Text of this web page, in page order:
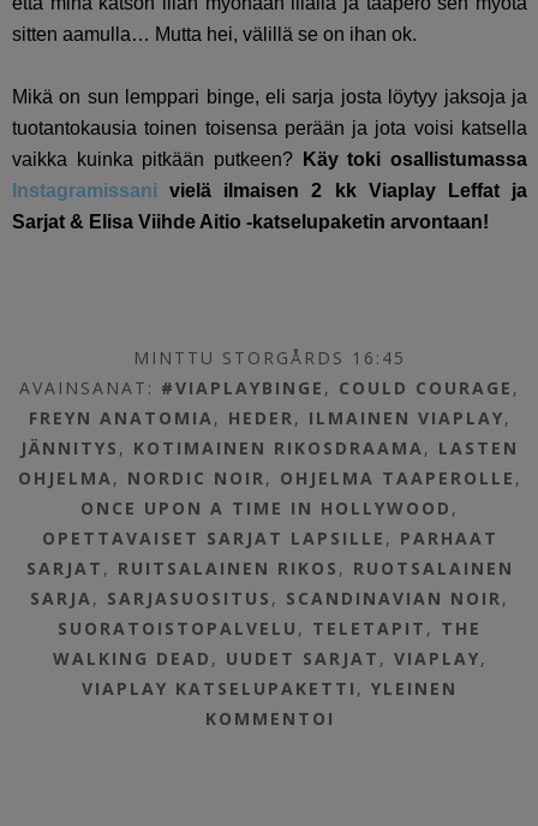
sitten aamulla… Mutta hei, välillä se on ihan ok.
Mikä on sun lemppari binge, eli sarja josta löytyy jaksoja ja
tuotantokausia toinen toisensa perään ja jota voisi katsella
vaikka kuinka pitkään putkeen?
Käy toki osallistumassa
Instagramissani vielä ilmaisen 2 kk Viaplay Leffat ja
Sarjat & Elisa Viihde Aitio -katselupaketin arvontaan!
MINTTU STORGÅRDS 16:45
AVAINSANAT: #VIAPLAYBINGE , COULD COURAGE ,
FREYN ANATOMIA, HEDER, ILMAINEN VIAPLAY,
JÄNNITYS , KOTIMAINEN RIKOSDRAAMA, LASTEN
OHJELMA, NORDIC NOIR, OHJELMA TAAPEROLLE ,
ONCE UPON A TIME IN HOLLYWOOD ,
OPETTAVAISET SARJAT LAPSILLE , PARHAAT
SARJAT , RUITSALAINEN RIKOS , RUOTSALAINEN
SARJA, SARJASUOSITUS , SCANDINAVIAN NOIR,
SUORATOISTOPALVELU , TELETAPIT , THE
WALKING DEAD , UUDET SARJAT , VIAPLAY,
VIAPLAY KATSELUPAKETTI ,YLEINEN
KOMMENTOI